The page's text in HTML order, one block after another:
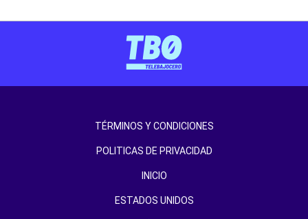
TÉRMINOS Y CONDICIONES
POLITICAS DE PRIVACIDAD
INICIO
ESTADOS UNIDOS